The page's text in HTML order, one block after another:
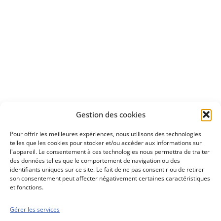
Gestion des cookies
Pour offrir les meilleures expériences, nous utilisons des technologies
telles que les cookies pour stocker et/ou accéder aux informations sur
l'appareil. Le consentement à ces technologies nous permettra de traiter
des données telles que le comportement de navigation ou des
identifiants uniques sur ce site. Le fait de ne pas consentir ou de retirer
son consentement peut affecter négativement certaines caractéristiques
et fonctions.
Gérer les services
Découvrez
Conseils boursiers depuis 1952